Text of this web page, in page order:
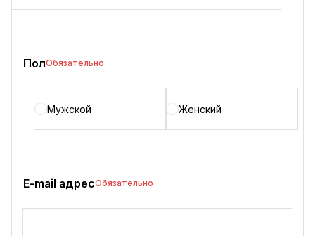
ПолОбязательно
Мужской Женский
E-mail адресОбязательно